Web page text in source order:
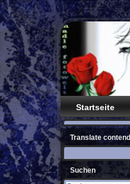
Startseite
Translate contend
Suchen